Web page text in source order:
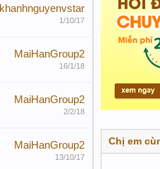
khanhnguyenvstar
1/10/17
MaiHanGroup2
16/1/18
MaiHanGroup2
2/2/18
MaiHanGroup2
13/10/17
Chị em